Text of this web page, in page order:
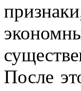
После